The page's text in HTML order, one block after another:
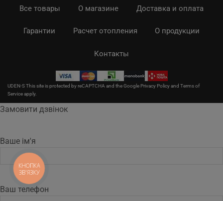
Все товары О магазине Доставка и оплата
Гарантии Расчет отопления О продукции
Контакты
UDEN-S This site is protected by reCAPTCHA and the Google Privacy Policyand Terms of
Serviceapply.
Замовити дзвінок
Ваше ім'я
Ваш телефон
КНОПКА
ЗВ'ЯЗКУ